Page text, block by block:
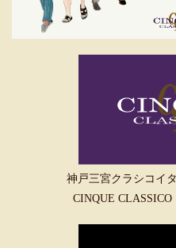
神戸三宮クラシコイ
CINQUE CLASSICO